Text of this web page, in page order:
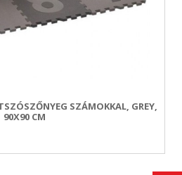
SZÁMOKKAL, GREY,
90X90 CM